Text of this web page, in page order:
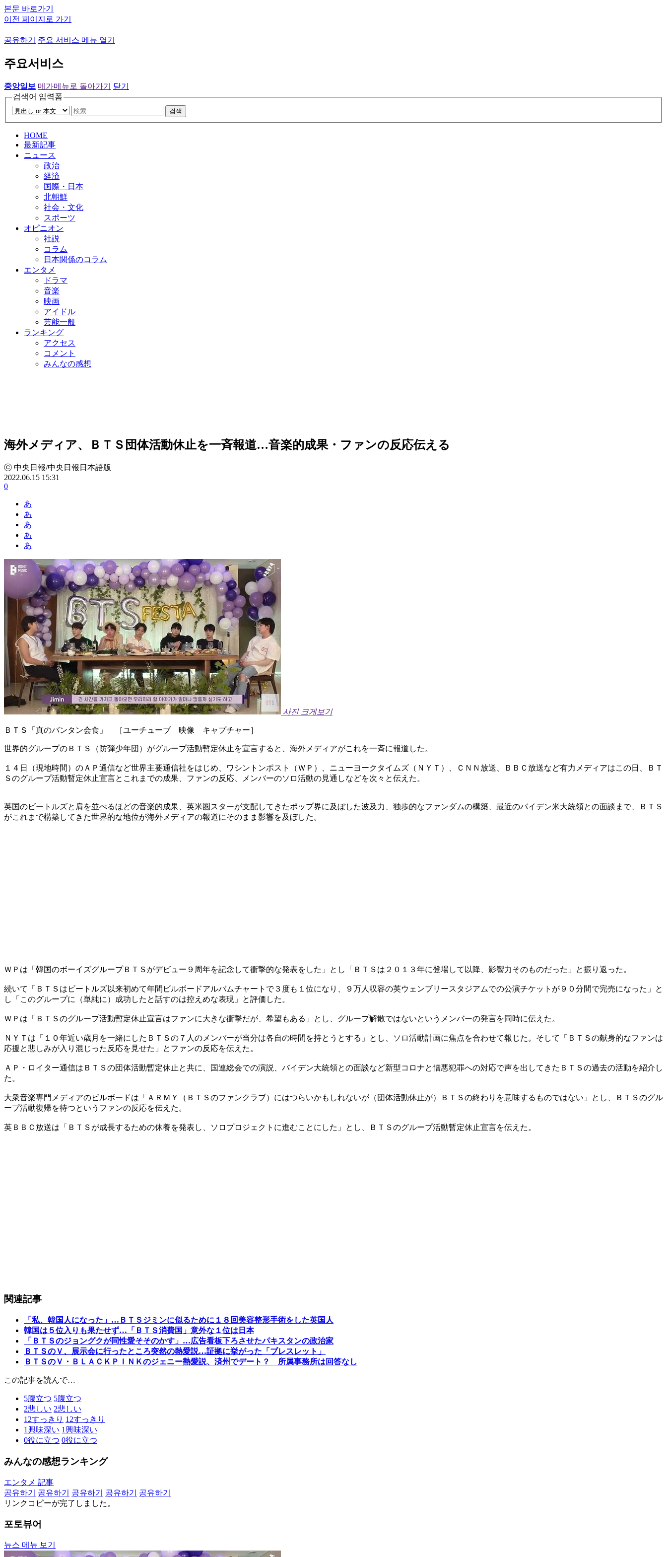
본문 바로가기
이전 페이지로 가기
공유하기 주요 서비스 메뉴 열기
주요서비스
중앙일보 메가메뉴로 돌아가기
닫기
검색어 입력폼
검색
HOME
最新記事
ニュース
政治
経済
国際・日本
北朝鮮
社会・文化
スポーツ
オピニオン
社説
コラム
日本関係のコラム
エンタメ
ドラマ
音楽
映画
アイドル
芸能一般
ランキング
アクセス
コメント
みんなの感想
海外メディア、ＢＴＳ団体活動休止を一斉報道…音楽的成果・ファンの反応伝える
ⓒ 中央日報/中央日報日本語版
2022.06.15 15:31
0
あ
あ
あ
あ
あ
사진 크게보기
ＢＴＳ「真のバンタン会食」 ［ユーチューブ 映像 キャプチャー］
世界的グループのＢＴＳ（防弾少年団）がグループ活動暫定休止を宣言すると、海外メディアがこれを一斉に報道した。
１４日（現地時間）のＡＰ通信など世界主要通信社をはじめ、ワシントンポスト（ＷＰ）、ニューヨークタイムズ（ＮＹＴ）、ＣＮＮ放送、ＢＢＣ放送など有力メディアはこの日、ＢＴ
Ｓのグループ活動暫定休止宣言とこれまでの成果、ファンの反応、メンバーのソロ活動の見通しなどを次々と伝えた。
英国のビートルズと肩を並べるほどの音楽的成果、英米圏スターが支配してきたポップ界に及ぼした波及力、独歩的なファンダムの構築、最近のバイデン米大統領との面談まで、ＢＴＳ
がこれまで構築してきた世界的な地位が海外メディアの報道にそのまま影響を及ぼした。
ＷＰは「韓国のボーイズグループＢＴＳがデビュー９周年を記念して衝撃的な発表をした」とし「ＢＴＳは２０１３年に登場して以降、影響力そのものだった」と振り返った。
続いて「ＢＴＳはビートルズ以来初めて年間ビルボードアルバムチャートで３度も１位になり、９万人収容の英ウェンブリースタジアムでの公演チケットが９０分間で完売になった」と
し「このグループに（単純に）成功したと話すのは控えめな表現」と評価した。
ＷＰは「ＢＴＳのグループ活動暫定休止宣言はファンに大きな衝撃だが、希望もある」とし、グループ解散ではないというメンバーの発言を同時に伝えた。
ＮＹＴは「１０年近い歳月を一緒にしたＢＴＳの７人のメンバーが当分は各自の時間を持とうとする」とし、ソロ活動計画に焦点を合わせて報じた。そして「ＢＴＳの献身的なファンは
応援と悲しみが入り混じった反応を見せた」とファンの反応を伝えた。
ＡＰ・ロイター通信はＢＴＳの団体活動暫定休止と共に、国連総会での演説、バイデン大統領との面談など新型コロナと憎悪犯罪への対応で声を出してきたＢＴＳの過去の活動を紹介し
た。
大衆音楽専門メディアのビルボードは「ＡＲＭＹ（ＢＴＳのファンクラブ）にはつらいかもしれないが（団体活動休止が）ＢＴＳの終わりを意味するものではない」とし、ＢＴＳのグル
ープ活動復帰を待つというファンの反応を伝えた。
英ＢＢＣ放送は「ＢＴＳが成長するための休養を発表し、ソロプロジェクトに進むことにした」とし、ＢＴＳのグループ活動暫定休止宣言を伝えた。
関連記事
「私、韓国人になった」…ＢＴＳジミンに似るために１８回美容整形手術をした英国人
韓国は５位入りも果たせず…「ＢＴＳ消費国」意外な１位は日本
「ＢＴＳのジョングクが同性愛そそのかす」…広告看板下ろさせたパキスタンの政治家
ＢＴＳのＶ、展示会に行ったところ突然の熱愛説…証拠に挙がった「ブレスレット」
ＢＴＳのＶ・ＢＬＡＣＫＰＩＮＫのジェニー熱愛説、済州でデート？ 所属事務所は回答なし
この記事を読んで…
5腹立つ 5腹立つ
2悲しい 2悲しい
12すっきり 12すっきり
1興味深い 1興味深い
0役に立つ 0役に立つ
みんなの感想ランキング
エンタメ 記事
공유하기
공유하기 공유하기 공유하기
공유하기
リンクコピーが完了しました。
포토뷰어
뉴스 메뉴 보기